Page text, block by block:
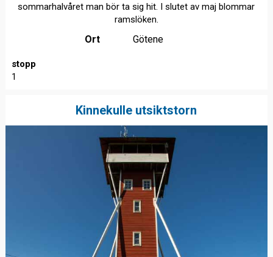
sommarhalvåret man bör ta sig hit. I slutet av maj blommar
ramslöken.
Ort Götene
stopp
1
Kinnekulle utsiktstorn